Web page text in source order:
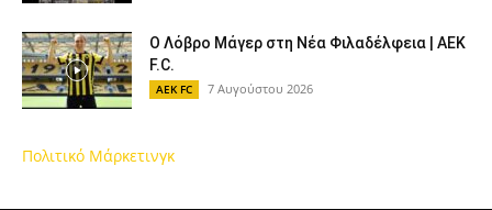
Ο Λόβρο Μάγερ στη Νέα Φιλαδέλφεια | AEK
F.C.
AEK FC 7 Αυγούστου 2026
Πολιτικό Μάρκετινγκ